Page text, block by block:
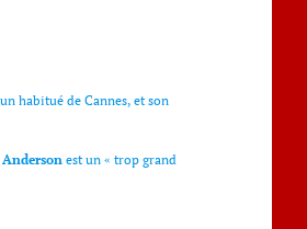
habitué de Cannes, et son
Anderson est un « trop grand